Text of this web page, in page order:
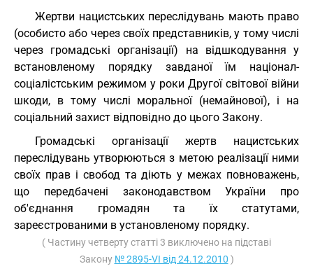
Жертви нацистських переслідувань мають право
(особисто або через своїх представників, у тому числі
через громадські організації) на відшкодування у
встановленому порядку завданої їм націонал-
соціалістським режимом у роки Другої світової війни
шкоди, в тому числі моральної (немайнової), і на
соціальний захист відповідно до цього Закону.
Громадські організації жертв нацистських
переслідувань утворюються з метою реалізації ними
своїх прав і свобод та діють у межах повноважень,
що передбачені законодавством України про
об'єднання громадян та їх статутами,
зареєстрованими в установленому порядку.
( Частину четверту статті 3 виключено на підставі
Закону № 2895-VI від 24.12.2010 )